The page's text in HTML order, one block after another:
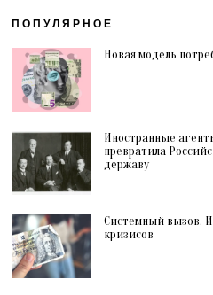
ПОПУЛЯРНОЕ
Новая модель
Иностранные
превратила
державу
Системный вызов.
кризисов